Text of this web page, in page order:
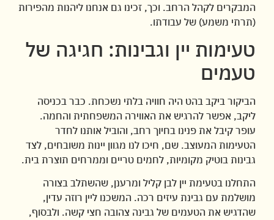
המבקרים לקהל הרחב. וכך, זכינו גם אנחנו ליהנות מהפירות
(תרתי משמע) של עבודתו.
טעימות יין וגבינות: חגיגה של
טעמים
הביקור ביקב בהט היה חוויה בלתי נשכחת. כבר בכניסה
ליקב, אפשר להרגיש את האווירה המשפחתית והחמה.
עופר קיבל את פנינו בחיוך רחב, והוביל אותנו לחדר
הטעימות המעוצב. שם, חיכו לנו מגוון יינות משובחים, לצד
גבינות בוטיק מקומיות, לחמים טריים וממרחים תוצרת בית.
התחלנו בטעימת יין לבן קליל ומרענן, שהשתלב בצורה
מושלמת עם גבינת עיזים רכה. המשכנו ליין רוזה עדין,
שהדגיש את הטעמים של גבינה צהובה חצי קשה. ולבסוף,